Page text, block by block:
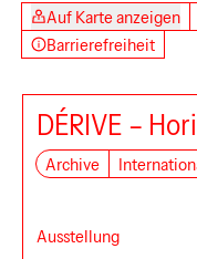
Auf Karte anzeigen
Barrierefreiheit
DÉRIVE –
Archive
Ausstellung